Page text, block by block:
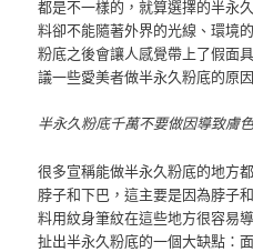
都是不一樣的，就算選擇的半永
料卻不能隨著外界的光線、環境
粉底之後會讓人感覺帶上了假面
議一些愛美者做半永久粉底的原
半永久粉底千萬不要做因導致膚
很多宣稱能做半永久粉底的地方
脖子和下巴，這主要是因為脖子
料用紋身筆紋在這些地方很容易
扯出半永久粉底的一個大缺點：